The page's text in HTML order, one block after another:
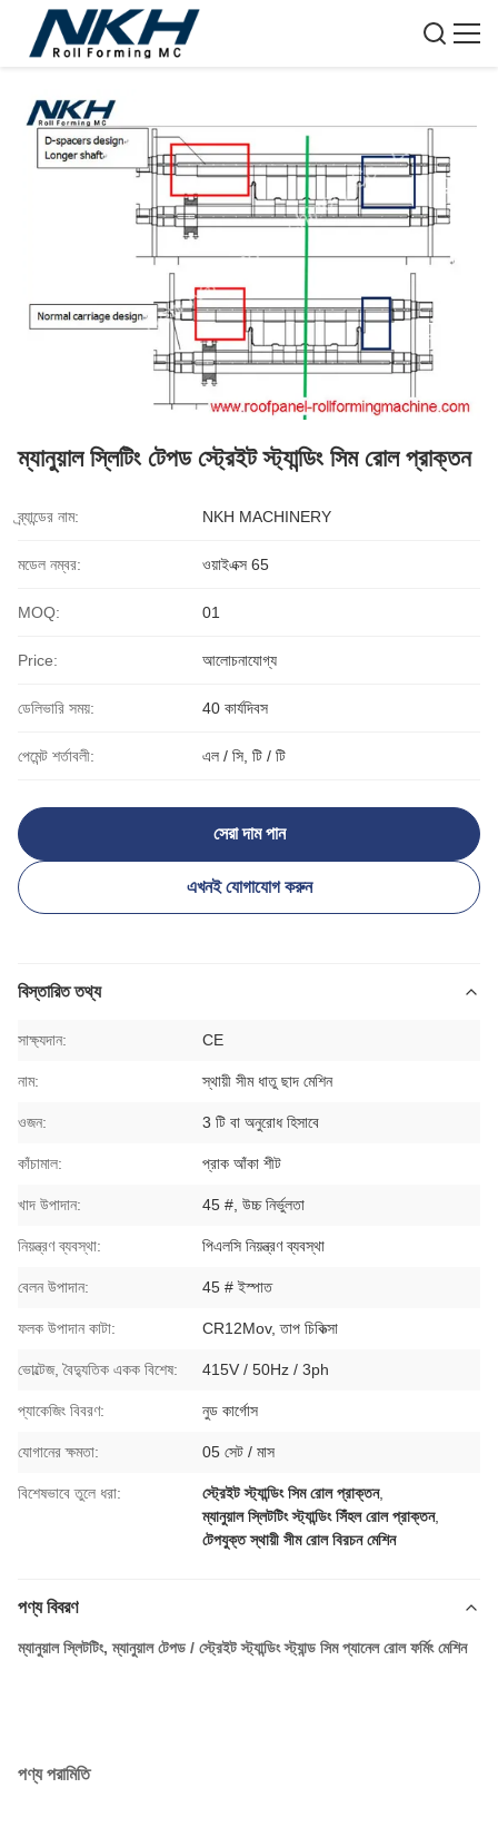
ম্যানুয়াল স্লিটিং টেপড স্ট্রেইট স্ট্যান্ডিং সিম রোল প্রাক্তন
ব্র্যান্ডের নাম: NKH MACHINERY
মডেল নম্বর: ওয়াইএক্স 65
MOQ: 01
Price: আলোচনাযোগ্য
ডেলিভারি সময়: 40 কার্যদিবস
পেমেন্ট শর্তাবলী: এল / সি, টি / টি
সেরা দাম পান
এখনই যোগাযোগ করুন
বিস্তারিত তথ্য
সাক্ষ্যদান: CE
নাম: স্থায়ী সীম ধাতু ছাদ মেশিন
ওজন: 3 টি বা অনুরোধ হিসাবে
কাঁচামাল: প্রাক আঁকা শীট
খাদ উপাদান: 45 #, উচ্চ নির্ভুলতা
নিয়ন্ত্রণ ব্যবস্থা: পিএলসি নিয়ন্ত্রণ ব্যবস্থা
বেলন উপাদান: 45 # ইস্পাত
ফলক উপাদান কাটা: CR12Mov, তাপ চিকিত্সা
ভোল্টেজ, বৈদ্যুতিক একক বিশেষ: 415V / 50Hz / 3ph
প্যাকেজিং বিবরণ: নুড কার্গোস
যোগানের ক্ষমতা: 05 সেট / মাস
বিশেষভাবে তুলে ধরা: স্ট্রেইট স্ট্যান্ডিং সিম রোল প্রাক্তন,
ম্যানুয়াল স্লিটটিং স্ট্যান্ডিং সিঁহল রোল প্রাক্তন,
টেপযুক্ত স্থায়ী সীম রোল বিরচন মেশিন
পণ্য বিবরণ
ম্যানুয়াল স্লিটটিং, ম্যানুয়াল টেপড / স্ট্রেইট স্ট্যান্ডিং স্ট্যান্ড সিম প্যানেল রোল ফর্মিং মেশিন
পণ্য পরামিতি